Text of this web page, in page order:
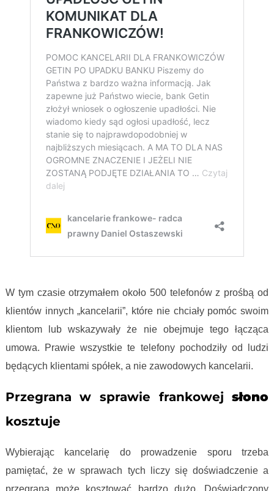
W tym czasie otrzymałem około 500 telefonów z prośbą od
klientów innych „kancelarii”, które nie chciały pomóc swoim
klientom lub wskazywały że nie obejmuje tego łącząca
umowa. Prawie wszystkie te telefony pochodziły od ludzi
będących klientami spółek, a nie zawodowych kancelarii.
Przegrana w sprawie frankowejsłono
kosztuje
Wybierając kancelarię do prowadzenie sporu trzeba
pamiętać, że w sprawach tych liczy się doświadczenie a